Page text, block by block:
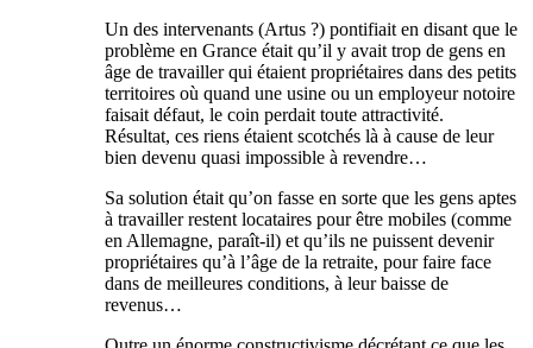
Un des intervenants (Artus ?) pontifiait en disant que le
problème en Grance était qu’il y avait trop de gens en
âge de travailler qui étaient propriétaires dans des petits
territoires où quand une usine ou un employeur notoire
faisait défaut, le coin perdait toute attractivité.
Résultat, ces riens étaient scotchés là à cause de leur
bien devenu quasi impossible à revendre…
Sa solution était qu’on fasse en sorte que les gens aptes
à travailler restent locataires pour être mobiles (comme
en Allemagne, paraît-il) et qu’ils ne puissent devenir
propriétaires qu’à l’âge de la retraite, pour faire face
dans de meilleures conditions, à leur baisse de
revenus…